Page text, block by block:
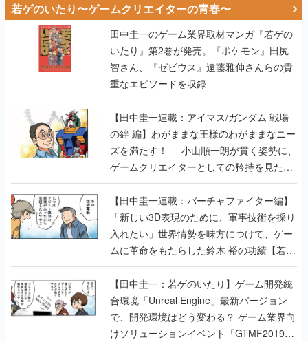
若ゲのいたり〜ゲームクリエイターの青春〜
田中圭一のゲーム業界取材マンガ『若ゲの
いたり』第2巻が発売。『ポケモン』田尻
智さん、『ゼビウス』遠藤雅伸さんらの貴
重なエピソードを収録
【田中圭一連載：アイマス/ガンダム 戦場
の絆 編】わがままな王様のわがままなニー
ズを満たす！──小山順一朗が貫く姿勢に、
ゲームクリエイターとしての矜持を見た
【若ゲのいたり最終回】
【田中圭一連載：バーチャファイター編】
「新しい3D表現のために、軍事技術を採り
入れたい」世界情勢を味方につけて、ゲー
ムに革命をもたらした鈴木 裕の功績【若ゲ
のいたり】
【田中圭一：若ゲのいたり】ゲーム開発統
合環境「Unreal Engine」最新バージョン
で、開発環境はどう変わる？ ゲーム業界向
けソリューションイベント「GTMF2019」